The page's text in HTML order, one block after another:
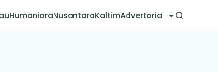
HumanioraNusantaraKaltimAdvertorial